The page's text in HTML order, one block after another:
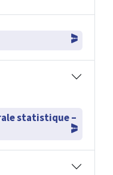
statistique –